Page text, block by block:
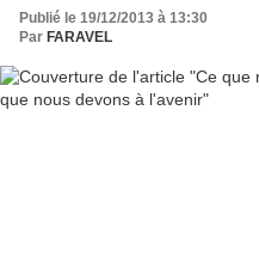
Publié le 19/12/2013 à 13:30
Par FARAVEL